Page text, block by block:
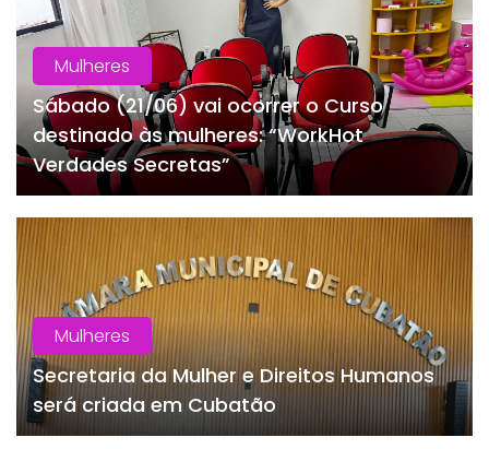
Mulheres
Sábado (21/06) vai ocorrer o Curso
destinado às mulheres: “WorkHot
Verdades Secretas”
Mulheres
Secretaria da Mulher e Direitos Humanos
será criada em Cubatão